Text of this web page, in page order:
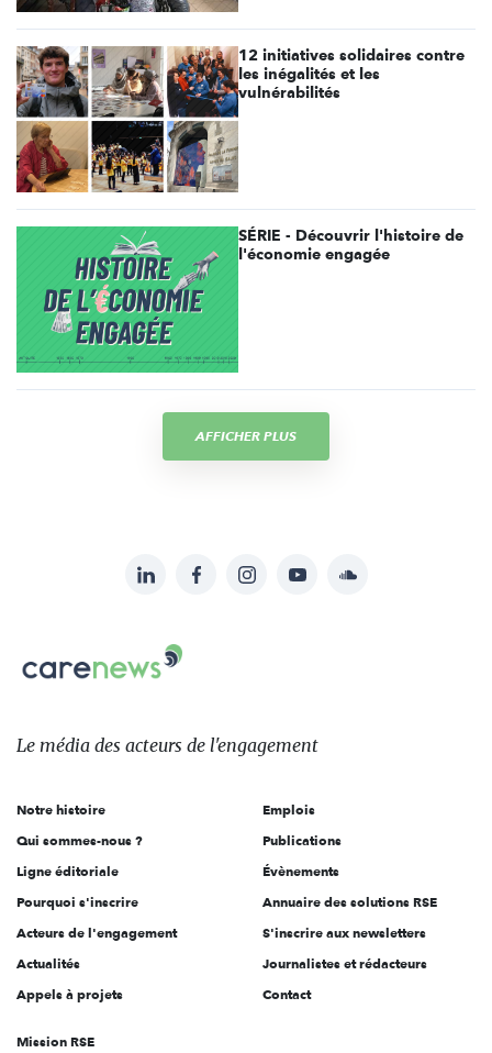
12 initiatives solidaires contre
les inégalités et les
vulnérabilités
SÉRIE - Découvrir l'histoire de
l'économie engagée
AFFICHER PLUS
sur:
LinkedInFacebookInstagramYouTubeSoundcloud
Le
des
l'engagement
Le média des acteurs de l'engagement
Notre histoire
Qui sommes-nous ?
Ligne éditoriale
Pourquoi s'inscrire
Acteurs de l'engagement
Actualités
Appels à projets
Emplois
Publications
Évènements
Annuaire des solutions RSE
S'inscrire aux newsletters
Journalistes et rédacteurs
Contact
Mission RSE